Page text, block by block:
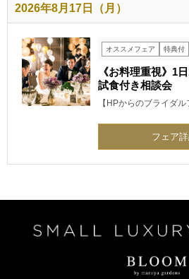
2026年8月17日（月）
オススメフェア 特典付
《お料理重視》1
試食付き相談会
【HPからのブライダ
フェア